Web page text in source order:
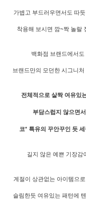
가볍고 부드러우면서도 따
착용해 보시면 깜~짝 놀랄
백화점 브랜드에서
브랜드만의 모던한 시그니
전체적으로 살짝 여유있
부담스럽지 않으면
코* 특유의 꾸안꾸인 듯
길지 않은 예쁜 기장감
계절이 상관없는 아이템으
슬림한듯 여유있는 패턴에